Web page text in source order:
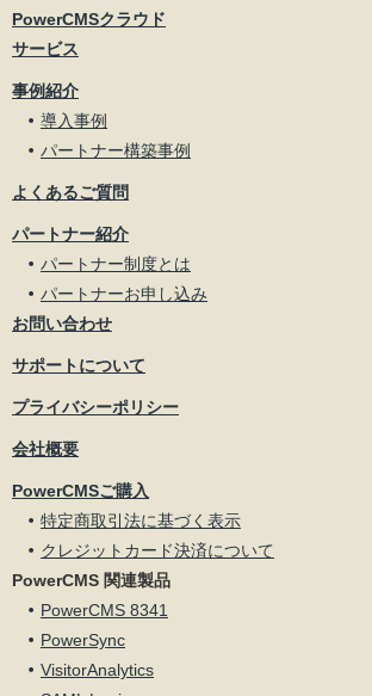
PowerCMSクラウド
サービス
事例紹介
導入事例
パートナー構築事例
よくあるご質問
パートナー紹介
パートナー制度とは
パートナーお申し込み
お問い合わせ
サポートについて
プライバシーポリシー
会社概要
PowerCMSご購入
特定商取引法に基づく表示
クレジットカード決済について
PowerCMS 関連製品
PowerCMS 8341
PowerSync
VisitorAnalytics